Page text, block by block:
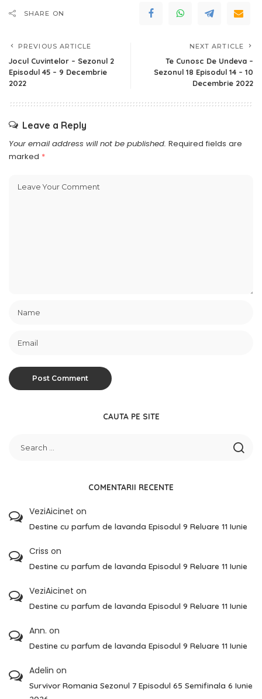
SHARE ON
PREVIOUS ARTICLE
Jocul Cuvintelor – Sezonul 2
Episodul 45 – 9 Decembrie
2022
NEXT ARTICLE
Te Cunosc De Undeva –
Sezonul 18 Episodul 14 – 10
Decembrie 2022
Leave a Reply
Your email address will not be published. Required fields are
marked *
CAUTA PE SITE
COMENTARII RECENTE
VeziAicinet on
Destine cu parfum de lavanda Episodul 9 Reluare 11 Iunie
Criss on
Destine cu parfum de lavanda Episodul 9 Reluare 11 Iunie
VeziAicinet on
Destine cu parfum de lavanda Episodul 9 Reluare 11 Iunie
Ann. on
Destine cu parfum de lavanda Episodul 9 Reluare 11 Iunie
Adelin on
Survivor Romania Sezonul 7 Episodul 65 Semifinala 6 Iunie